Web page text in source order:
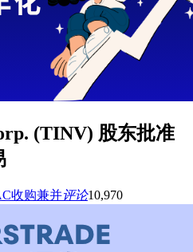
(TINV) 股东批准
收购兼并评论10,970